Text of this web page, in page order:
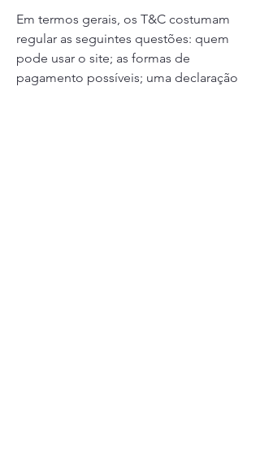
Em termos gerais, os T&C costumam
regular as seguintes questões: quem
pode usar o site; as formas de
pagamento possíveis; uma declaração